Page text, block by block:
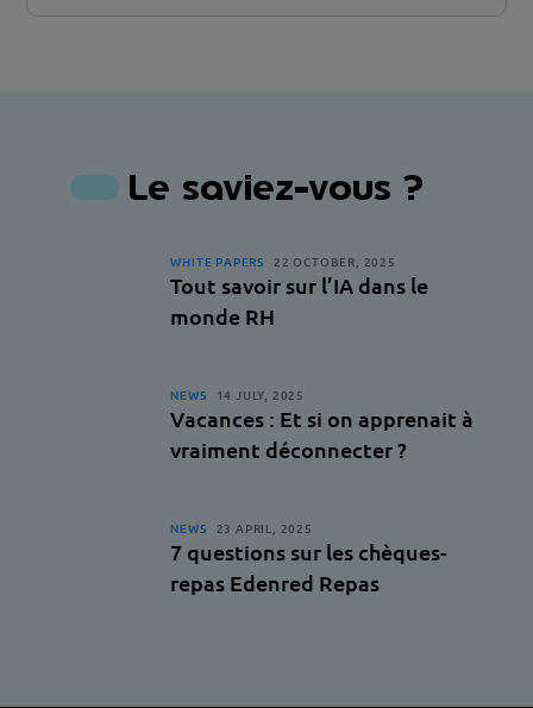
Le saviez-vous ?
WHITE PAPERS 22 OCTOBER, 2025
Tout savoir sur l’IA dans le
monde RH
NEWS 14 JULY, 2025
Vacances : Et si on apprenait à
vraiment déconnecter ?
NEWS 23 APRIL, 2025
7 questions sur les chèques-
repas Edenred Repas